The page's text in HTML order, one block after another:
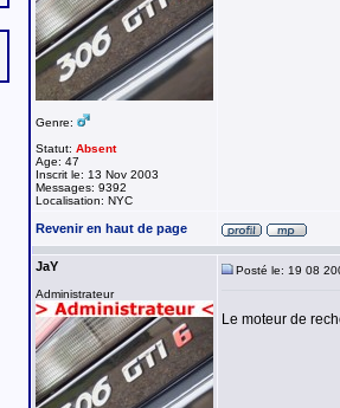
Genre:
Statut: Absent
Age: 47
Inscrit le: 13 Nov 2003
Messages: 9392
Localisation: NYC
Revenir en haut de page
JaY
Administrateur
Posté le: 19 08
Le moteur de